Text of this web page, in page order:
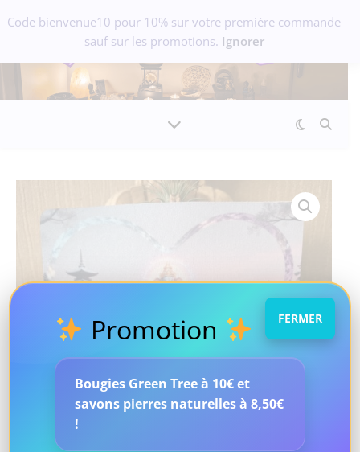
Code bienvenue10 pour 10% sur votre première commande
sauf sur les promotions. Ignorer
Promotion
Bougies Green Tree à 10€ et
savons pierres naturelles à 8,50€
!
FERMER